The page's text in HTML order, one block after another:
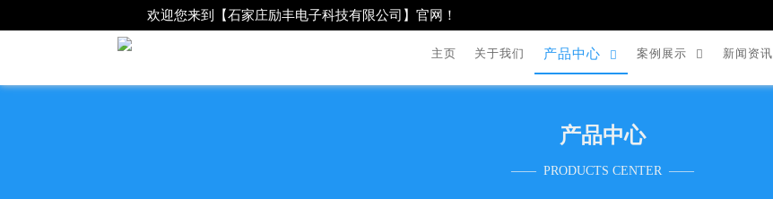
欢迎您来到【石家庄励丰电子科技有限公司】官网！
主页 关于我们 产品中心  案例展示  新闻资讯
产品中心
—— PRODUCTS CENTER ——